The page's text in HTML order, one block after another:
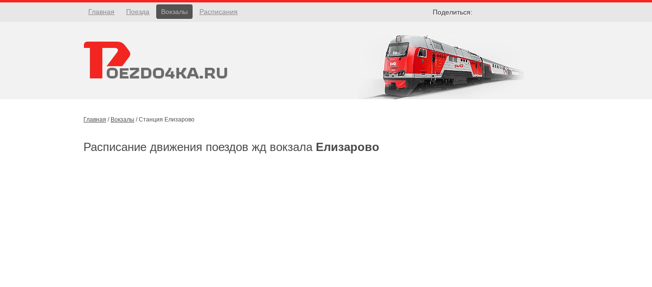
Главная Поезда Вокзалы Расписания Поделиться:
Главная / Вокзалы /Станция Елизарово
Расписание движения поездов жд вокзала Елизарово